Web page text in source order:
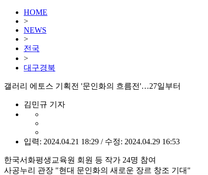
HOME
>
NEWS
>
전국
>
대구경북
갤러리 에토스 기획전 '문인화의 흐름전'…27일부터
김민규 기자
입력: 2024.04.21 18:29 / 수정: 2024.04.29 16:53
한국서화평생교육원 회원 등 작가 24명 참여
사공누리 관장 "현대 문인화의 새로운 장르 창조 기대"